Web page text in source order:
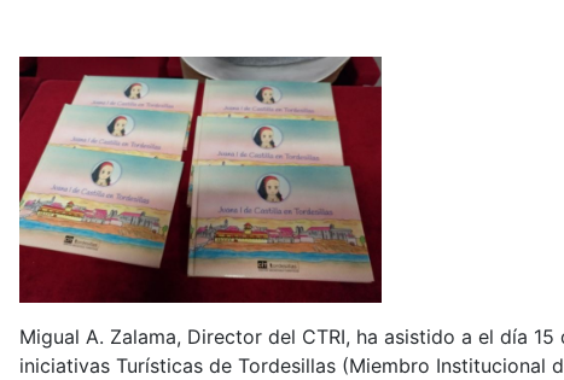
Migual A. Zalama, Director del CTRI, ha asistido a el día
iniciativas Turísticas de Tordesillas (Miembro Institucional